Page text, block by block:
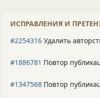
ИСПРАВЛЕНИЯ И
#2254316 Удалить
#1886781 Повтор
#1347568 Повтор